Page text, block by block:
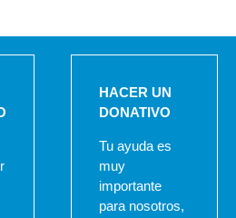
HACER UN
DONATIVO
Tu ayuda es
muy
importante
para nosotros,